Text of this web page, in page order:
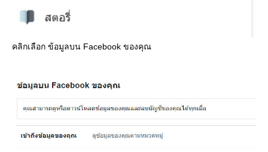
คลิกเลือก ข้อมูลบน Facebook ของคุณ